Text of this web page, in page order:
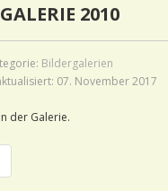
2010
Bildergalerien
07. November 2017
der Galerie.